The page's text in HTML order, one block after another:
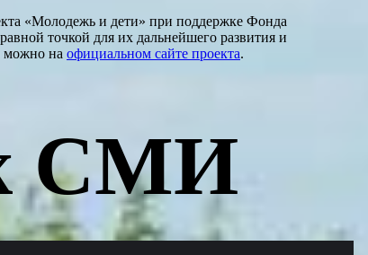
«Молодежь и дети» при поддержке Фонда
точкой для их дальнейшего развития и
можно на официальном сайте проекта.